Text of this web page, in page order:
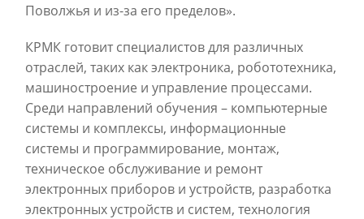
Поволжья и из-за его пределов».
КРМК готовит специалистов для различных
отраслей, таких как электроника, робототехника,
машиностроение и управление процессами.
Среди направлений обучения – компьютерные
системы и комплексы, информационные
системы и программирование, монтаж,
техническое обслуживание и ремонт
электронных приборов и устройств, разработка
электронных устройств и систем, технология